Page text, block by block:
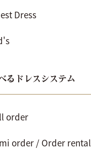
Dress
るドレスシステム
order
order / Order rental